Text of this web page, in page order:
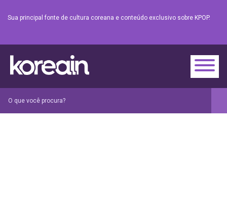
Sua principal fonte de cultura coreana e conteúdo exclusivo sobre KPOP.